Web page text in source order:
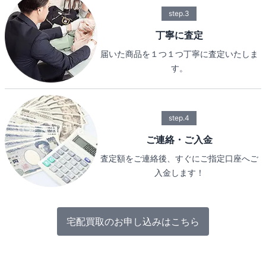
step.3
丁寧に査定
届いた商品を１つ１つ丁寧に査定いたしま
す。
step.4
ご連絡・ご入金
査定額をご連絡後、すぐにご指定口座へご
入金します！
宅配買取のお申し込みはこちら